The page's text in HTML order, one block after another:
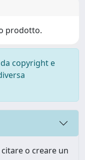
prodotto.
copyright e
o creare un